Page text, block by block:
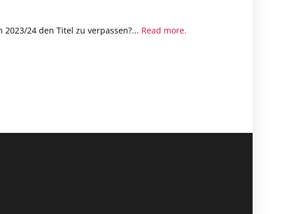
24 den Titel zu verpassen?... Read more.